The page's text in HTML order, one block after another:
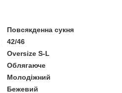
Повсякденна сукня
42/46
Oversize S-L
Облягаюче
Молодіжний
Бежевий